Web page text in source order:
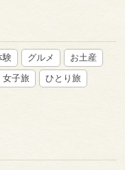
験 グルメ
お土産
女子旅
ひとり旅